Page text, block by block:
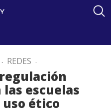
. REDES .
escuelas
ético